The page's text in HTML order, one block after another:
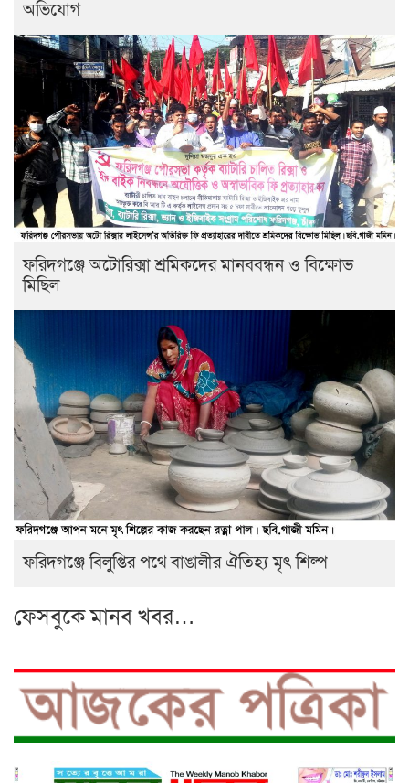
অভিযোগ
ফরিদগঞ্জে অটোরিক্সা শ্রমিকদের মানববন্ধন ও বিক্ষোভ
মিছিল
ফরিদগঞ্জে বিলুপ্তির পথে বাঙালীর ঐতিহ্য মৃৎ শিল্প
ফেসবুকে মানব খবর…